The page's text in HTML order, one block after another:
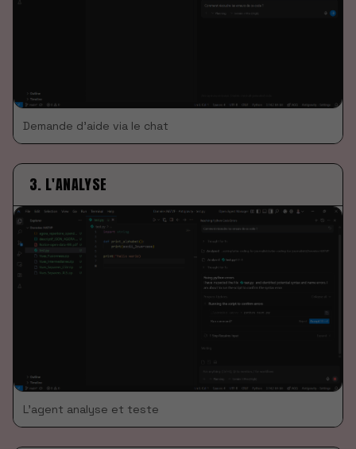
Demande d'aide via le chat
3. L'ANALYSE
L'agent analyse et teste